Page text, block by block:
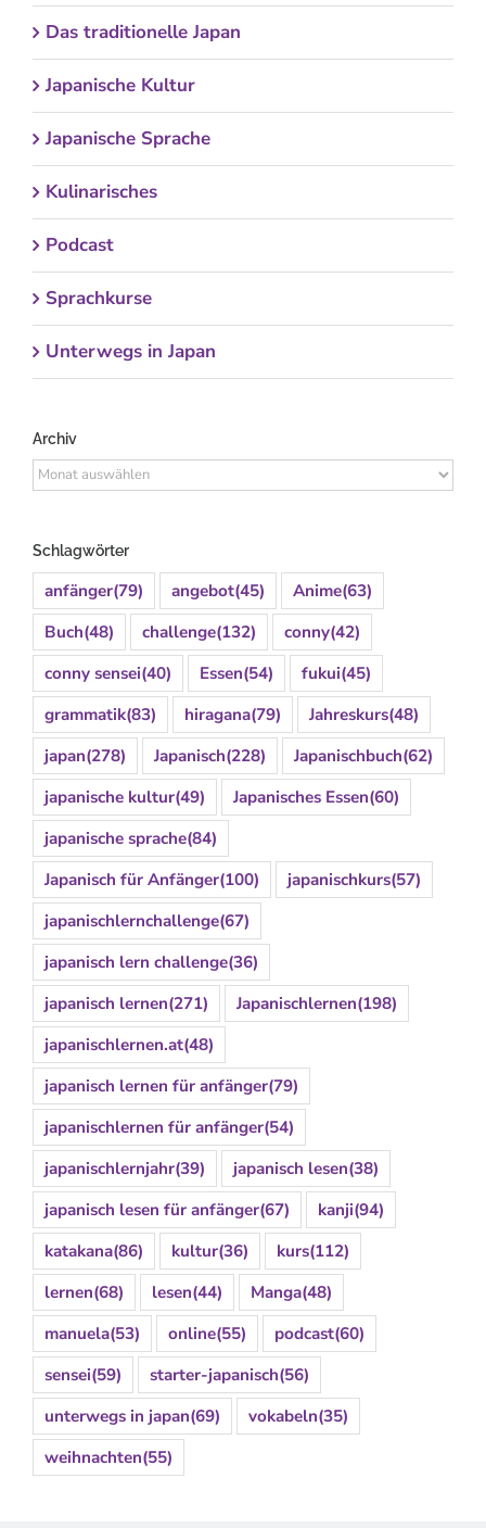
Das traditionelle Japan
Japanische Kultur
Japanische Sprache
Kulinarisches
Podcast
Sprachkurse
Unterwegs in Japan
Archiv
Archiv
Schlagwörter
anfänger(79) angebot(45) Anime(63)
Buch(48) challenge(132) conny(42)
conny sensei(40) Essen(54) fukui(45)
grammatik(83) hiragana(79) Jahreskurs(48)
japan(278) Japanisch(228) Japanischbuch(62)
japanische kultur(49) Japanisches Essen(60)
japanische sprache(84)
Japanisch für Anfänger(100) japanischkurs(57)
japanischlernchallenge(67)
japanisch lern challenge(36)
japanisch lernen(271) Japanischlernen(198)
japanischlernen.at(48)
japanisch lernen für anfänger(79)
japanischlernen für anfänger(54)
japanischlernjahr(39) japanisch lesen(38)
japanisch lesen für anfänger(67) kanji(94)
katakana(86) kultur(36) kurs(112)
lernen(68) lesen(44) Manga(48)
manuela(53) online(55) podcast(60)
sensei(59) starter-japanisch(56)
unterwegs in japan(69) vokabeln(35)
weihnachten(55)